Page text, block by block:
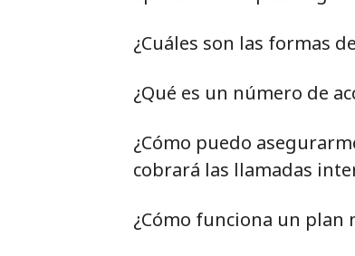
¿Cuáles son las formas
¿Qué es un número de
¿Cómo puedo
cobrará las llamadas
¿Cómo funciona un plan